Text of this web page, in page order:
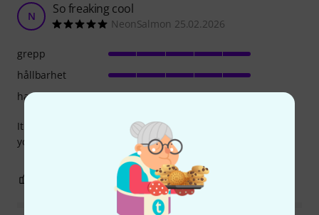
N So freaking cool
NeonSalmon 25.02.2026
It's not FREAKISHLY big, though it is substantial enough for
you to have something to really hold onto.
grepp
hållbarhet
hantverkskvalitet
ANMÄL RECENSION